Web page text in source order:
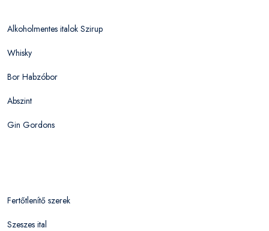
Alkoholmentes italok Szirup
Whisky
Bor Habzóbor
Abszint
Gin Gordons
Fertőtlenítő szerek
Szeszes ital